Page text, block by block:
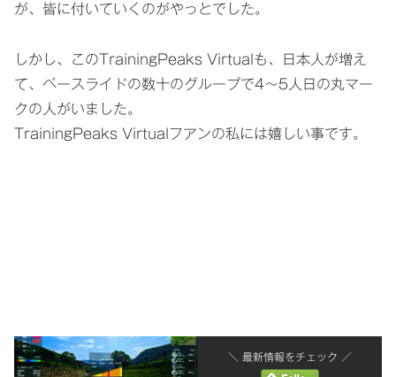
が、皆に付いていくのがやっとでした。
しかし、このTrainingPeaks Virtualも、日本人が増え
て、ペースライドの数十のグループで4～5人日の丸マー
クの人がいました。
TrainingPeaks Virtualフアンの私には嬉しい事です。
＼ 最新情報をチェック ／